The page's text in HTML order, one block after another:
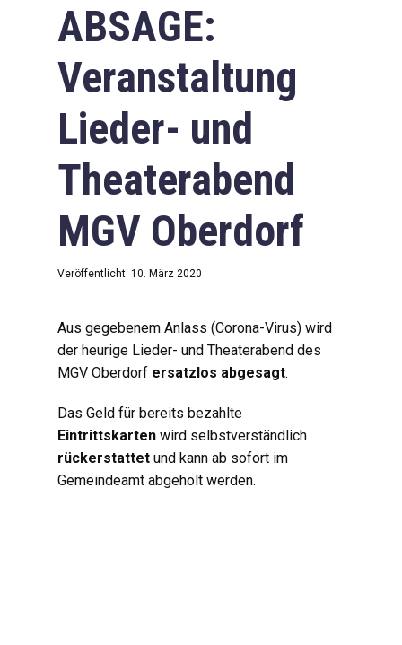
ABSAGE:
Veranstaltung
Lieder- und
Theaterabend
MGV Oberdorf
Veröffentlicht: 10. März 2020
Aus gegebenem Anlass (Corona-Virus) wird
der heurige Lieder- und Theaterabend des
MGV Oberdorf ersatzlos abgesagt.
Das Geld für bereits bezahlte
Eintrittskarten wird selbstverständlich
rückerstattet und kann ab sofort im
Gemeindeamt abgeholt werden.